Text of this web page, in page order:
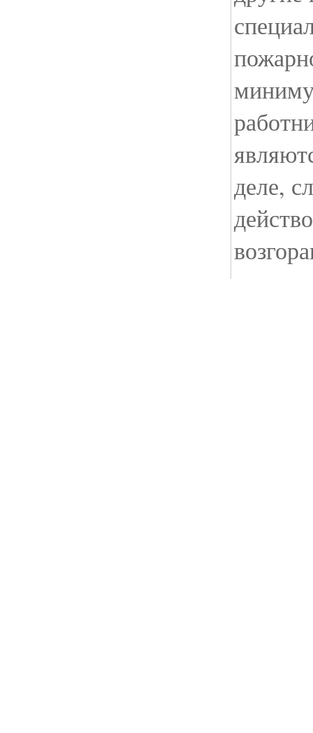
деле,